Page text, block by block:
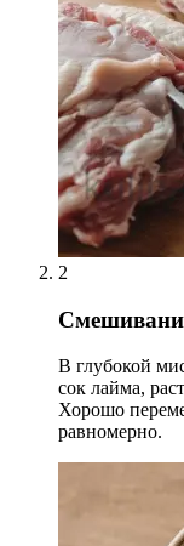
2
В глубокой
сок лайма,
Хорошо
равномерно.